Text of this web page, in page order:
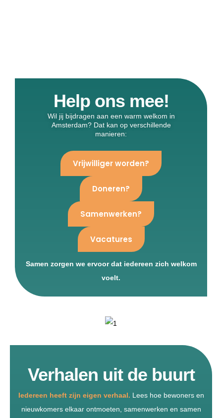
Help ons mee!
Wil jij bijdragen aan een warm welkom in
Amsterdam? Dat kan op verschillende
manieren:
Vrijwilliger worden?
Doneren?
Samenwerken?
Vacatures
Samen zorgen we ervoor dat iedereen zich welkom
voelt.
Verhalen uit de buurt
Iedereen heeft zijn eigen verhaal. Lees hoe bewoners en
nieuwkomers elkaar ontmoeten, samenwerken en samen